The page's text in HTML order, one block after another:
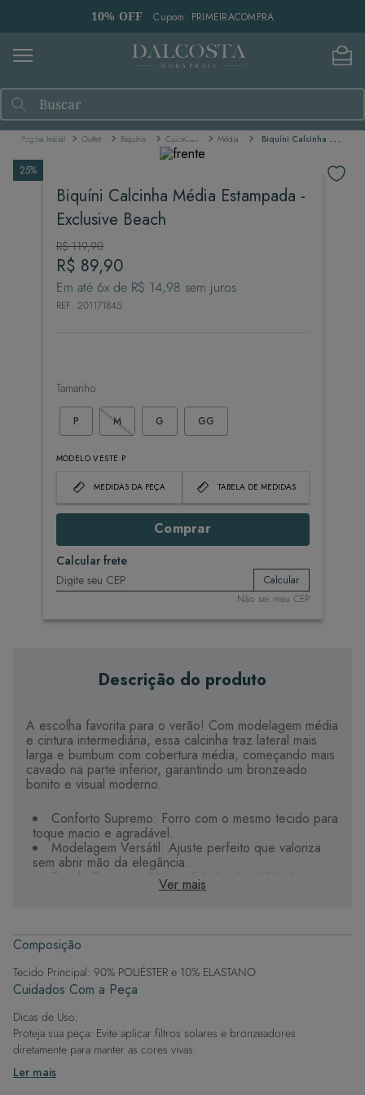
10% OFF • Cupom: PRIMEIRACOMPRA
Buscar
Outlet Biquínis Calcinhas Média Biquíni Calcinha Média Estampada - Exclusive Beach
25%
Biquíni Calcinha Média Estampada -
Exclusive Beach
R$ 119,90
R$ 89,90
Em até 6x de R$ 14,98 sem juros
REF: 201171845
Tamanho
P M G GG
MODELO VESTE P
MEDIDAS DA PEÇA TABELA DE MEDIDAS
Comprar
Calcular frete
Calcular
Não sei meu CEP
Descrição do produto
A escolha favorita para o verão! Com modelagem média
e cintura intermediária, essa calcinha traz lateral mais
larga e bumbum com cobertura média, começando mais
cavado na parte inferior, garantindo um bronzeado
bonito e visual moderno.
Conforto Supremo: Forro com o mesmo tecido para
toque macio e agradável.
Modelagem Versátil: Ajuste perfeito que valoriza
sem abrir mão da elegância.
Tecido Premium: Alta qualidade, durabilidade e
Sua aliada para curtir o verão com estilo e liberdade.
Ver mais
Composição
Tecido Principal: 90% POLIÉSTER e 10% ELASTANO
Cuidados Com a Peça
Dicas de Uso:
Proteja sua peça: Evite aplicar filtros solares e bronzeadores
diretamente para manter as cores vivas.
Após a piscina: Lembre-se de que o cloro pode desgastar o tecido,
então enxague após sair da água.
Ler mais